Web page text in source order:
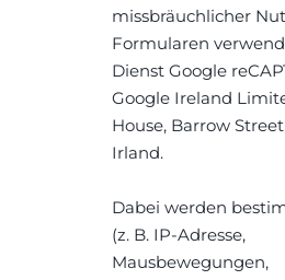
missbräuchlicher
Formularen
Dienst Google
Google Ireland
House, Barrow
Irland.
Dabei werden
(z. B. IP-Adresse,
Mausbewegungen,